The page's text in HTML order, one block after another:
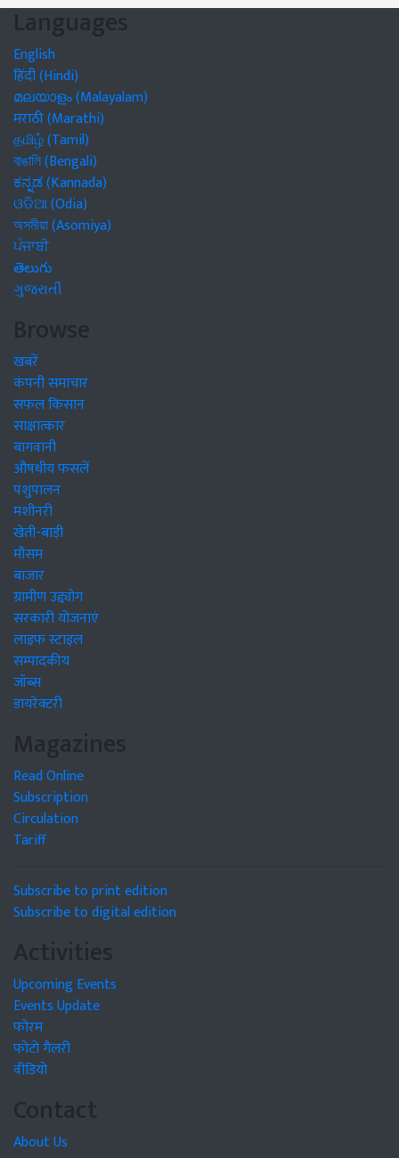
Languages
English
हिंदी (Hindi)
മലയാളം (Malayalam)
मराठी (Marathi)
தமிழ் (Tamil)
বাঙালি (Bengali)
ಕನ್ನಡ (Kannada)
ଓଡିଆ (Odia)
অসমীয়া (Asomiya)
ਪੰਜਾਬੀ
తెలుగు
ગુજરાતી
Browse
खबरें
कंपनी समाचार
सफल किसान
साक्षात्कार
बागवानी
औषधीय फसलें
पशुपालन
मशीनरी
खेती-बाड़ी
मौसम
बाजार
ग्रामीण उद्द्योग
सरकारी योजनाएं
लाइफ स्टाइल
सम्पादकीय
जॉब्स
डायरेक्टरी
Magazines
Read Online
Subscription
Circulation
Tariff
Subscribe to print edition
Subscribe to digital edition
Activities
Upcoming Events
Events Update
फोरम
फोटो गैलरी
वीडियो
Contact
About Us